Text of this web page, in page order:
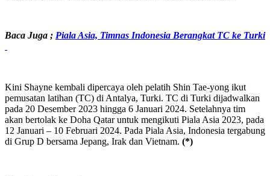
Baca Juga ; Piala Asia, Timnas Indonesia Berangkat TC ke Turki
Kini Shayne kembali dipercaya oleh pelatih Shin Tae-yong ikut
pemusatan latihan (TC) di Antalya, Turki. TC di Turki dijadwalkan
pada 20 Desember 2023 hingga 6 Januari 2024. Setelahnya tim
akan bertolak ke Doha Qatar untuk mengikuti Piala Asia 2023, pada
12 Januari – 10 Februari 2024. Pada Piala Asia, Indonesia tergabung
di Grup D bersama Jepang, Irak dan Vietnam. (*)